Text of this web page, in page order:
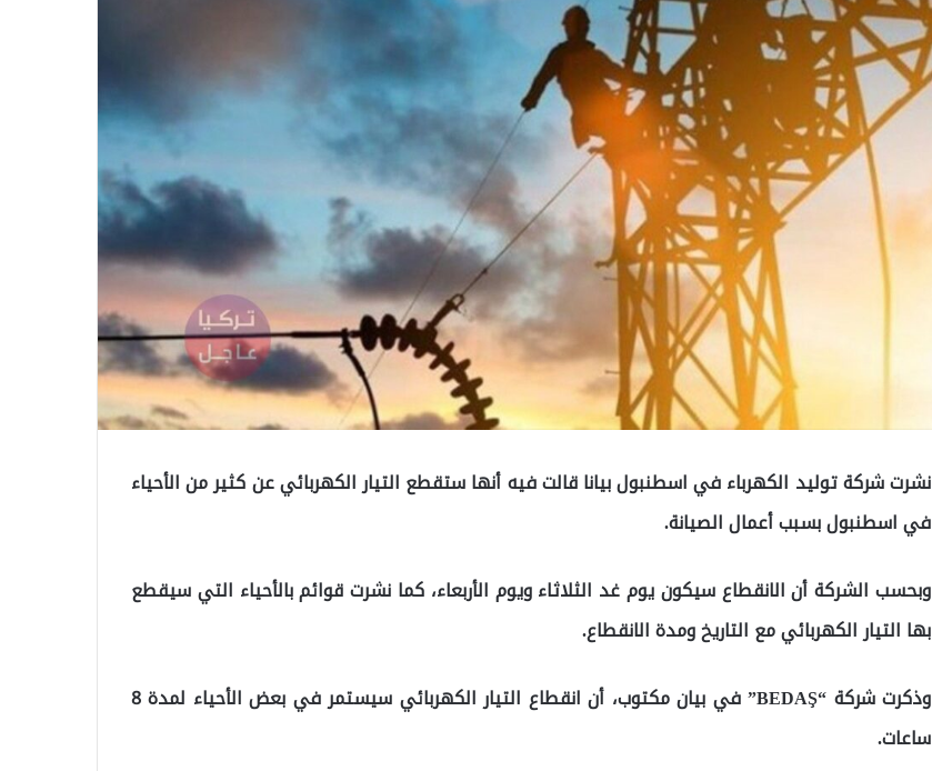
نشرت شركة توليد الكهرباء في اسطنبول بيانا قالت فيه أنها ستقطع التيار الكهربائي عن كثير من الأحياء
في اسطنبول بسبب أعمال الصيانة.
وبحسب الشركة أن الانقطاع سيكون يوم غد الثلاثاء ويوم الأربعاء، كما نشرت قوائم بالأحياء التي سيقطع
بها التيار الكهربائي مع التاريخ ومدة الانقطاع.
وذكرت شركة “BEDAŞ” في بيان مكتوب، أن انقطاع التيار الكهربائي سيستمر في بعض الأحياء لمدة 8
ساعات.